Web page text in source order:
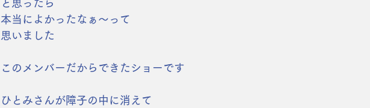
と思ったら
本当によかったなぁ〜って
思いました
このメンバーだからできたショーです
ひとみさんが障子の中に消えて